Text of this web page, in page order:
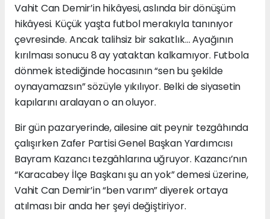
Vahit Can Demir’in hikâyesi, aslında bir dönüşüm
hikâyesi. Küçük yaşta futbol merakıyla tanınıyor
çevresinde. Ancak talihsiz bir sakatlık… Ayağının
kırılması sonucu 8 ay yataktan kalkamıyor. Futbola
dönmek istediğinde hocasının “sen bu şekilde
oynayamazsın” sözüyle yıkılıyor. Belki de siyasetin
kapılarını aralayan o an oluyor.
Bir gün pazaryerinde, ailesine ait peynir tezgâhında
çalışırken Zafer Partisi Genel Başkan Yardımcısı
Bayram Kazancı tezgâhlarına uğruyor. Kazancı’nın
“Karacabey İlçe Başkanı şu an yok” demesi üzerine,
Vahit Can Demir’in “ben varım” diyerek ortaya
atılması bir anda her şeyi değiştiriyor.